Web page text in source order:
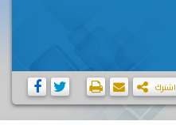
اشترك